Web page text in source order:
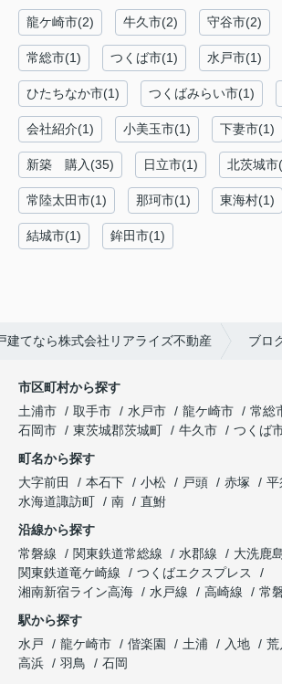
龍ケ崎市(2) 牛久市(2) 守谷市(2)
常総市(1) つくば市(1) 水戸市(1)
ひたちなか市(1) つくばみらい市(1)
会社紹介(1) 小美玉市(1) 下妻市(1)
新築 購入(35) 日立市(1) 北茨城市
常陸太田市(1) 那珂市(1) 東海村(1)
結城市(1) 鉾田市(1)
建てなら株式会社リアライズ不動産 ブロ
市区町村から探す
土浦市
取手市 水戸市 龍ケ崎市 常総
石岡市
東茨城郡茨城町 牛久市
つくば
町名から探す
大字前田
本石下 小松 戸頭 赤塚 平
水海道諏訪町
南
直鮒
沿線から探す
常磐線
関東鉄道常総線 水郡線
大洗鹿
関東鉄道竜ケ崎線
つくばエクスプレス
湘南新宿ライン高海
水戸線 高崎線
常
駅から探す
水戸
龍ケ崎市 偕楽園 土浦 入地 荒
高浜
羽鳥 石岡